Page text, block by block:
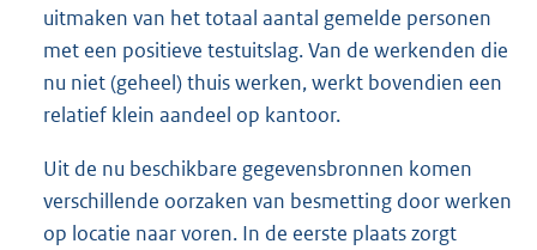
uitmaken van het totaal aantal gemelde personen
met een positieve testuitslag. Van de werkenden die
nu niet (geheel) thuis werken, werkt bovendien een
relatief klein aandeel op kantoor.
Uit de nu beschikbare gegevensbronnen komen
verschillende oorzaken van besmetting door werken
op locatie naar voren. In de eerste plaats zorgt